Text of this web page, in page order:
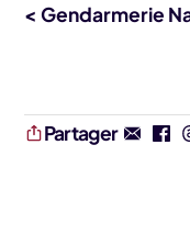
< Gendarmerie
Partager